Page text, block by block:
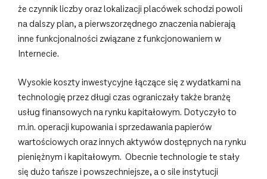
że czynnik liczby oraz lokalizacji placówek schodzi powoli
na dalszy plan, a pierwszorzędnego znaczenia nabierają
inne funkcjonalności związane z funkcjonowaniem w
Internecie.
Wysokie koszty inwestycyjne łączące się z wydatkami na
technologię przez długi czas ograniczały także branżę
usług finansowych na rynku kapitałowym. Dotyczyło to
m.in. operacji kupowania i sprzedawania papierów
wartościowych oraz innych aktywów dostępnych na rynku
pieniężnym i kapitałowym. Obecnie technologie te stały
się dużo tańsze i powszechniejsze, a o sile instytucji